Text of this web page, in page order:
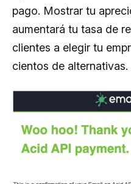
pago. Mostrar tu
aumentará tu tasa de
clientes a elegir tu
cientos de alternativas.